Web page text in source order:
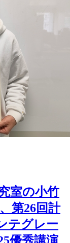
室の小竹
第26回計
テグレー